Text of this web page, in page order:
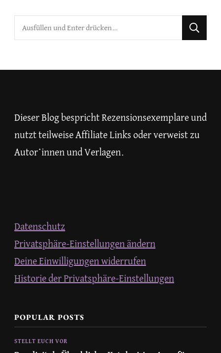
Suchst
du
Dieser Blog bespricht Rezensionsexemplare und
nutzt teilweise Affiliate Links oder verweist zu
Autor*innen und Verlagen.
Datenschutz
Privatsphäre-Einstellungen ändern
Deine Einwilligungen widerrufen
Historie der Privatsphäre-Einstellungen
POPULAR POSTS
STELLT EUCH VOR